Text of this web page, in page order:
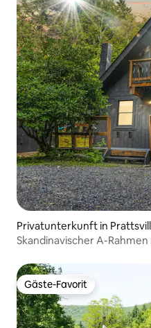
Privatunterkunft in
Skandinavischer A-
Gäste-Favorit
Gäste-Favorit